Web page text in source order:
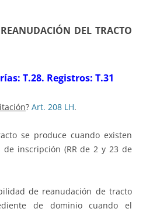
DEL TRACTO
T.28. Registros: T.31
? Art. 208 LH.
se produce cuando existen
inscripción (RR de 2 y 23 de
de reanudación de tracto
de dominio cuando el